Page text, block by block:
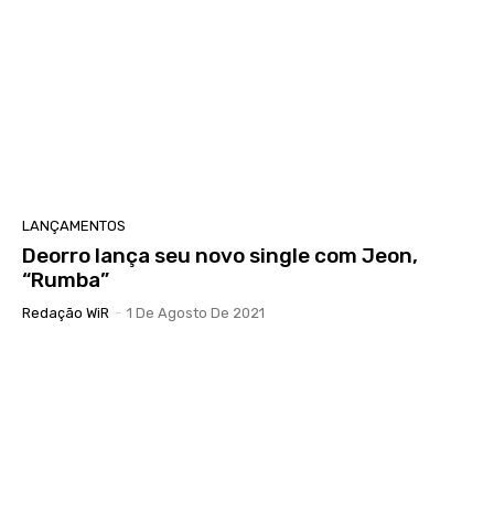
LANÇAMENTOS
Deorro lança seu novo single com Jeon,
“Rumba”
Redação WiR - 1 De Agosto De 2021